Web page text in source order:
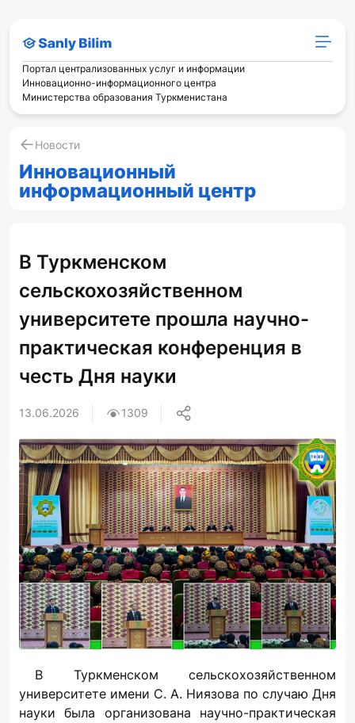
Портал централизованных услуг и информации
Инновационно-информационного центра
Министерства образования Туркменистана
Новости
Инновационный
информационный центр
В Туркменском
сельскохозяйственном
университете прошла научно-
практическая конференция в
честь Дня науки
13.06.2026 1309
В Туркменском сельскохозяйственном
университете имени С. А. Ниязова по случаю Дня
науки была организована научно-практическая